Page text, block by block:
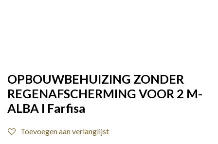
OPBOUWBEHUIZING ZONDER
REGENAFSCHERMING VOOR 2 M-
ALBA I Farfisa
Toevoegen aan verlanglijst